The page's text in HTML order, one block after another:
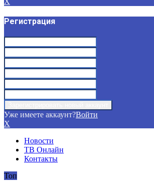
Регистрация
Уже имеете аккаунт?Войти
X
Новости
ТВ Онлайн
Контакты
Топ